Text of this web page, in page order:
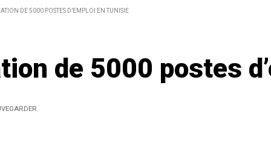
DE 5000 POSTES D’EMPLOI EN TUNISIE
de 5000 postes